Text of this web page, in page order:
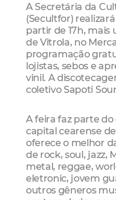
A Secretária da
(Secultfor)
partir de 17h, mais
de Vitrola, no
programação
lojistas, sebos e
vinil. A
coletivo Sapoti
A feira faz parte
capital cearense
oferece o melhor
de rock, soul, jazz,
metal, reggae,
eletronic, jovem
outros gêneros